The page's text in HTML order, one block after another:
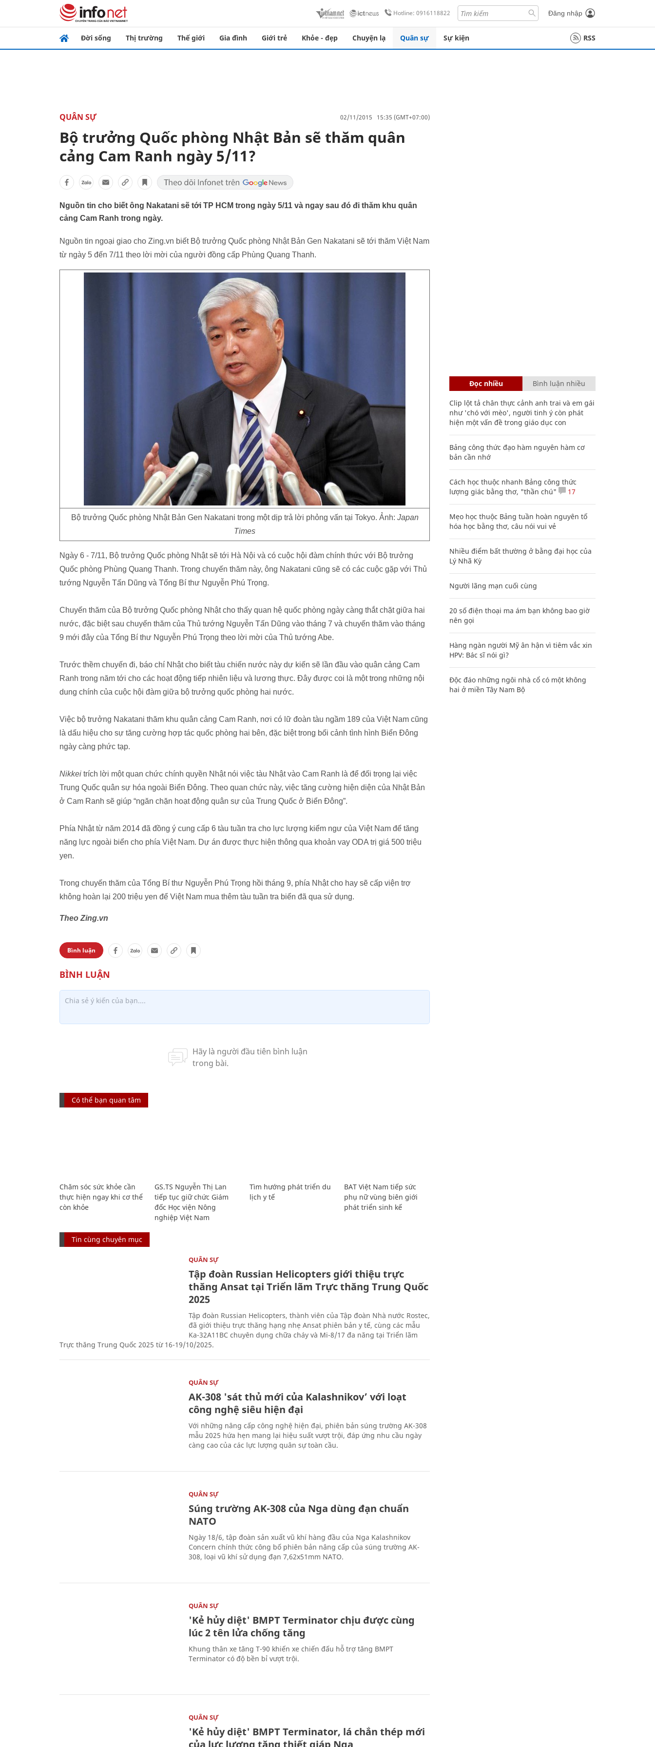
Hotline: 0916118822 Đăng nhập
Đời sống Thị trường Thế giới Gia đình Giới trẻ Khỏe - đẹp Chuyện lạ Quân sự Sự kiện RSS
QUÂN SỰ 02/11/2015 15:35 (GMT+07:00)
Bộ trưởng Quốc phòng Nhật Bản sẽ thăm quân
cảng Cam Ranh ngày 5/11?
Nguồn tin cho biết ông Nakatani sẽ tới TP HCM trong ngày 5/11 và ngay sau đó đi thăm khu quân
cảng Cam Ranh trong ngày.
Nguồn tin ngoại giao cho Zing.vn biết Bộ trưởng Quốc phòng Nhật Bản Gen Nakatani sẽ tới thăm Việt Nam
từ ngày 5 đến 7/11 theo lời mời của người đồng cấp Phùng Quang Thanh.
Bộ trưởng Quốc phòng Nhật Bản Gen Nakatani trong một dịp trả lời phỏng vấn tại Tokyo. Ảnh: Japan
Times
Ngày 6 - 7/11, Bộ trưởng Quốc phòng Nhật sẽ tới Hà Nội và có cuộc hội đàm chính thức với Bộ trưởng
Quốc phòng Phùng Quang Thanh. Trong chuyến thăm này, ông Nakatani cũng sẽ có các cuộc gặp với Thủ
tướng Nguyễn Tấn Dũng và Tổng Bí thư Nguyễn Phú Trọng.
Chuyến thăm của Bộ trưởng Quốc phòng Nhật cho thấy quan hệ quốc phòng ngày càng thắt chặt giữa hai
nước, đặc biệt sau chuyến thăm của Thủ tướng Nguyễn Tấn Dũng vào tháng 7 và chuyến thăm vào tháng
9 mới đây của Tổng Bí thư Nguyễn Phú Trọng theo lời mời của Thủ tướng Abe.
Trước thềm chuyến đi, báo chí Nhật cho biết tàu chiến nước này dự kiến sẽ lần đầu vào quân cảng Cam
Ranh trong năm tới cho các hoạt động tiếp nhiên liệu và lương thực. Đây được coi là một trong những nội
dung chính của cuộc hội đàm giữa bộ trưởng quốc phòng hai nước.
Việc bộ trưởng Nakatani thăm khu quân cảng Cam Ranh, nơi có lữ đoàn tàu ngầm 189 của Việt Nam cũng
là dấu hiệu cho sự tăng cường hợp tác quốc phòng hai bên, đặc biệt trong bối cảnh tình hình Biển Đông
ngày càng phức tạp.
Nikkei trích lời một quan chức chính quyền Nhật nói việc tàu Nhật vào Cam Ranh là để đối trọng lại việc
Trung Quốc quân sự hóa ngoài Biển Đông. Theo quan chức này, việc tăng cường hiện diện của Nhật Bản
ở Cam Ranh sẽ giúp “ngăn chặn hoạt động quân sự của Trung Quốc ở Biển Đông”.
Phía Nhật từ năm 2014 đã đồng ý cung cấp 6 tàu tuần tra cho lực lượng kiểm ngư của Việt Nam để tăng
năng lực ngoài biển cho phía Việt Nam. Dự án được thực hiện thông qua khoản vay ODA trị giá 500 triệu
yen.
Trong chuyến thăm của Tổng Bí thư Nguyễn Phú Trọng hồi tháng 9, phía Nhật cho hay sẽ cấp viện trợ
không hoàn lại 200 triệu yen để Việt Nam mua thêm tàu tuần tra biển đã qua sử dụng.
Theo Zing.vn
Bình luận
Có thể bạn quan tâm
Chăm sóc sức khỏe cần
thực hiện ngay khi cơ thể
còn khỏe
GS.TS Nguyễn Thị Lan
tiếp tục giữ chức Giám
đốc Học viện Nông
nghiệp Việt Nam
Tìm hướng phát triển du
lịch y tế
BAT Việt Nam tiếp sức
phụ nữ vùng biên giới
phát triển sinh kế
Tin cùng chuyên mục
QUÂN SỰ
Tập đoàn Russian Helicopters giới thiệu trực
thăng Ansat tại Triển lãm Trực thăng Trung Quốc
2025
Tập đoàn Russian Helicopters, thành viên của Tập đoàn Nhà nước Rostec,
đã giới thiệu trực thăng hạng nhẹ Ansat phiên bản y tế, cùng các mẫu
Ka-32A11BC chuyên dụng chữa cháy và Mi-8/17 đa năng tại Triển lãm
Trực thăng Trung Quốc 2025 từ 16-19/10/2025.
QUÂN SỰ
AK-308 'sát thủ mới của Kalashnikov’ với loạt
công nghệ siêu hiện đại
Với những nâng cấp công nghệ hiện đại, phiên bản súng trường AK-308
mẫu 2025 hứa hẹn mang lại hiệu suất vượt trội, đáp ứng nhu cầu ngày
càng cao của các lực lượng quân sự toàn cầu.
QUÂN SỰ
Súng trường AK-308 của Nga dùng đạn chuẩn
NATO
Ngày 18/6, tập đoàn sản xuất vũ khí hàng đầu của Nga Kalashnikov
Concern chính thức công bố phiên bản nâng cấp của súng trường AK-
308, loại vũ khí sử dụng đạn 7,62x51mm NATO.
QUÂN SỰ
'Kẻ hủy diệt' BMPT Terminator chịu được cùng
lúc 2 tên lửa chống tăng
Khung thân xe tăng T-90 khiến xe chiến đấu hỗ trợ tăng BMPT
Terminator có độ bền bỉ vượt trội.
QUÂN SỰ
'Kẻ hủy diệt' BMPT Terminator, lá chắn thép mới
Đọc nhiều Bình luận nhiều
Clip lột tả chân thực cảnh anh trai và em gái
như 'chó với mèo', người tinh ý còn phát
hiện một vấn đề trong giáo dục con
Bảng công thức đạo hàm nguyên hàm cơ
bản cần nhớ
Cách học thuộc nhanh Bảng công thức
lượng giác bằng thơ, "thần chú"
17
Mẹo học thuộc Bảng tuần hoàn nguyên tố
hóa học bằng thơ, câu nói vui vẻ
Nhiều điểm bất thường ở bằng đại học của
Lý Nhã Kỳ
Người lãng mạn cuối cùng
20 số điện thoại ma ám bạn không bao giờ
nên gọi
Hàng ngàn người Mỹ ân hận vì tiêm vắc xin
HPV: Bác sĩ nói gì?
Độc đáo những ngôi nhà cổ có một không
hai ở miền Tây Nam Bộ